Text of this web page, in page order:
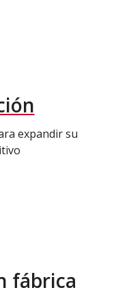
expandir su
fábrica